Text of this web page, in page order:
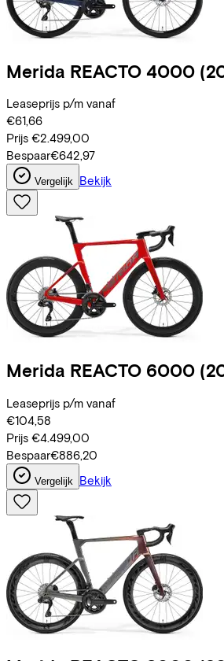
Merida REACTO 4000
Leaseprijs p/m vanaf
€61,66
Prijs €2.499,00
Bespaar€642,97
Vergelijk Bekijk
Merida REACTO 6000
Leaseprijs p/m vanaf
€104,58
Prijs €4.499,00
Bespaar€886,20
Vergelijk Bekijk